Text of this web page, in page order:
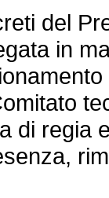
del
in
di regia